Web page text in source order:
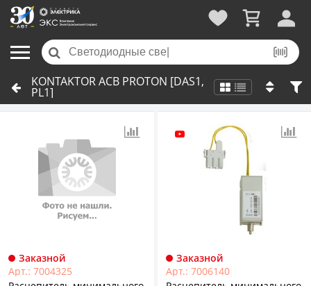
KONTAKTOR ACB PROTON [DAS1,
PL1]
Заказной
Арт.: 7004325
Заказной
Арт.: 7006140